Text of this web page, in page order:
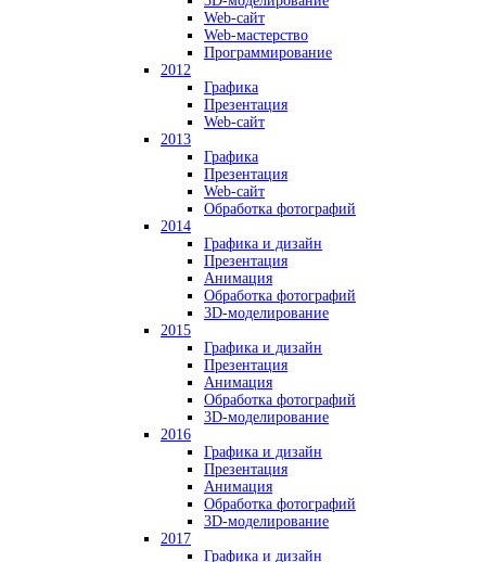
Web-сайт
Web-мастерство
Программирование
2012
Графика
Презентация
Web-сайт
2013
Графика
Презентация
Web-сайт
Обработка фотографий
2014
Графика и дизайн
Презентация
Анимация
Обработка фотографий
3D-моделирование
2015
Графика и дизайн
Презентация
Анимация
Обработка фотографий
3D-моделирование
2016
Графика и дизайн
Презентация
Анимация
Обработка фотографий
3D-моделирование
2017
Графика и дизайн